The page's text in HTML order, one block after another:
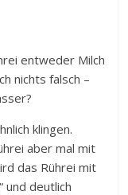
entweder Milch
nichts falsch –
klingen.
aber mal mit
das Rührei mit
und deutlich